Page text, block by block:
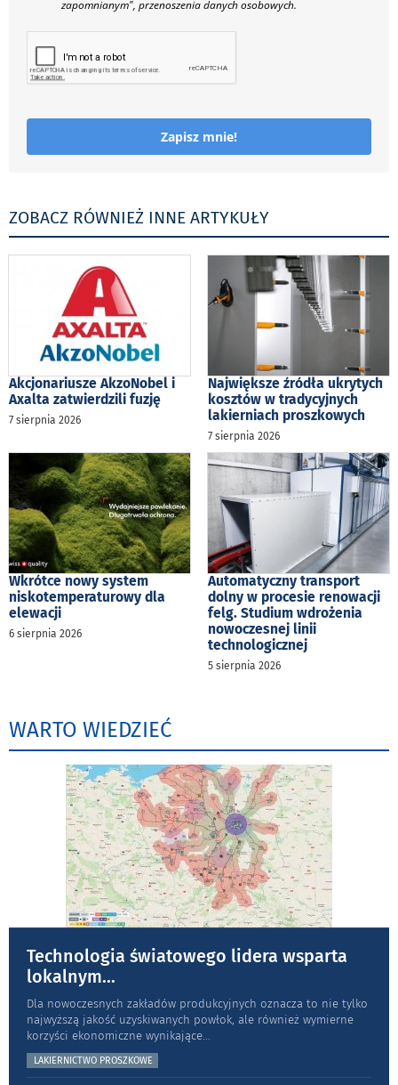
zapomnianym", przenoszenia danych osobowych.
Zapisz mnie!
ZOBACZ RÓWNIEŻ INNE ARTYKUŁY
Akcjonariusze AkzoNobel i
Axalta zatwierdzili fuzję
7 sierpnia 2026
Największe źródła ukrytych
kosztów w tradycyjnych
lakierniach proszkowych
7 sierpnia 2026
Wkrótce nowy system
niskotemperaturowy dla
elewacji
6 sierpnia 2026
Automatyczny transport
dolny w procesie renowacji
felg. Studium wdrożenia
nowoczesnej linii
technologicznej
5 sierpnia 2026
WARTO WIEDZIEĆ
Technologia światowego lidera wsparta
lokalnym...
Dla nowoczesnych zakładów produkcyjnych oznacza to nie tylko
najwyższą jakość uzyskiwanych powłok, ale również wymierne
korzyści ekonomiczne wynikające...
LAKIERNICTWO PROSZKOWE